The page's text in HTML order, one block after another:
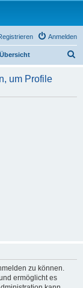
Anmelden
h
um Profile
zu können.
ermöglicht es